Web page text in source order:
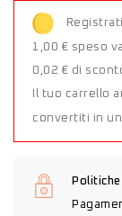
1,00 € speso
0,02 € di
Il tuo carrello
convertiti in